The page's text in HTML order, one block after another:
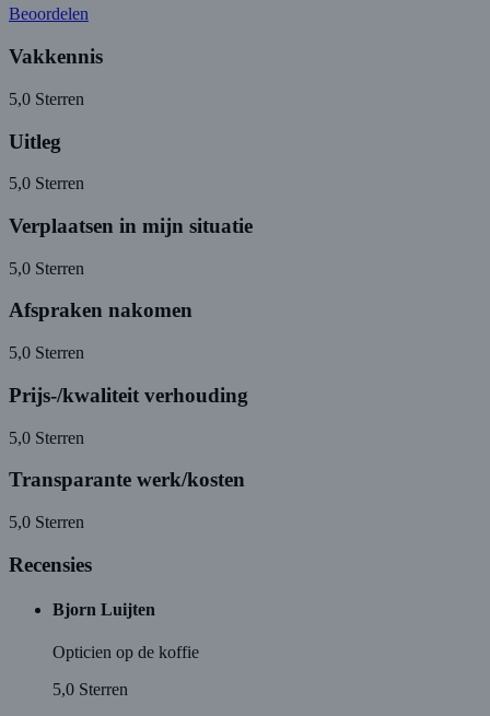
Beoordelen
Vakkennis
5,0 Sterren
Uitleg
5,0 Sterren
Verplaatsen in mijn situatie
5,0 Sterren
Afspraken nakomen
5,0 Sterren
Prijs-/kwaliteit verhouding
5,0 Sterren
Transparante werk/kosten
5,0 Sterren
Recensies
Bjorn Luijten
Opticien op de koffie
5,0 Sterren